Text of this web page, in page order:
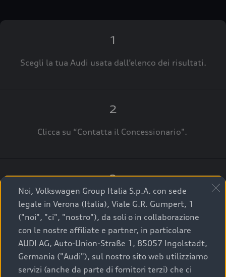
1
Scegli la tua Audi usata dall’elenco dei risultati.
2
Clicca su “Contatta il Concessionario".
3
A breve verrai ricontattato dal Customer Care
Audi Center o direttamente dal Concessionario
che ti supporterà per finalizzare la tua richiesta.
Noi, Volkswagen Group Italia S.p.A. con sede
legale in Verona (Italia), Viale G.R. Gumpert, 1
("noi", "ci", "nostro"), da soli o in collaborazione
con le nostre affiliate e partner, in particolare
AUDI AG, Auto-Union-Straße 1, 85057 Ingolstadt,
Germania ("Audi"), sul nostro sito web utilizziamo
servizi (anche da parte di fornitori terzi) che ci